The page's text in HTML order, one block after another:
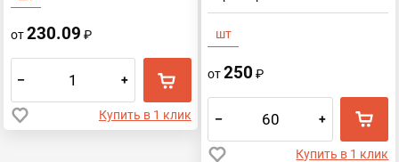
от230.09 ₽
– +
Купить в 1 клик
шт
от250 ₽
– +
Купить в 1 клик